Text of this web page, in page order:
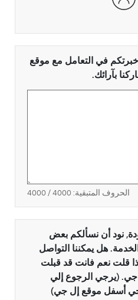
في التعامل مع موقع
بآرائك.
الحروف المتبقية:4000
/ 4000
نود أن نسألكم بعض
هل يمكننا التواصل
قلت نعم فانت قد قبلت
(يرجي الرجوع إلي
أسفل موقع إل جي)